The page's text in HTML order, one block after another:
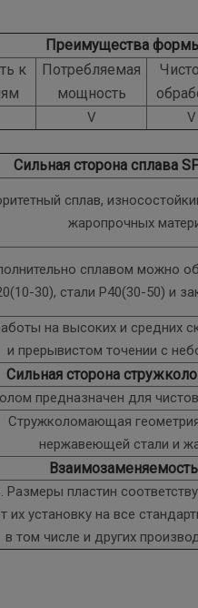
Преимущества
к
Потребляемая
мощность
V V
Сильная сторона сплава
сплав,
жаропрочных
сплавом можно
30), стали P40(30-50) и
на высоких и средних
и прерывистом точении с
Сильная сторона
предназначен для
Стружколомающая
нержавеющей стали и
Взаимозаменяемость
Размеры пластин
их установку на все
в том числе и других